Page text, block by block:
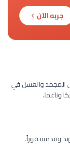
جربه الآن
المجمد والعسل في
وناعما.
وقدميه فوراً.